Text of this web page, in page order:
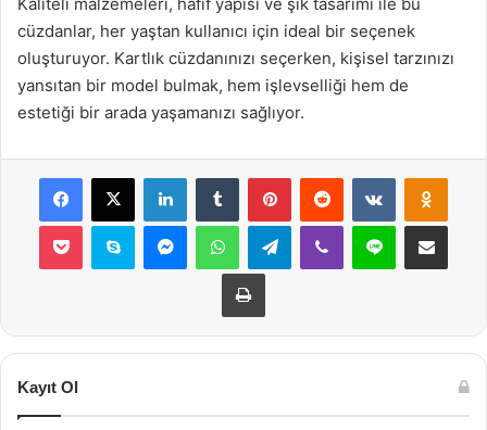
cüzdanlar, her yaştan kullanıcı için ideal bir seçenek
oluşturuyor. Kartlık cüzdanınızı seçerken, kişisel tarzınızı
yansıtan bir model bulmak, hem işlevselliği hem de
estetiği bir arada yaşamanızı sağlıyor.
Facebook
X LinkedInTumblr PinterestReddit VKontakte
Pocket Skype MessengerWhatsAppTelegramViber Line E-Posta ile
Yazdır
Kayıt Ol